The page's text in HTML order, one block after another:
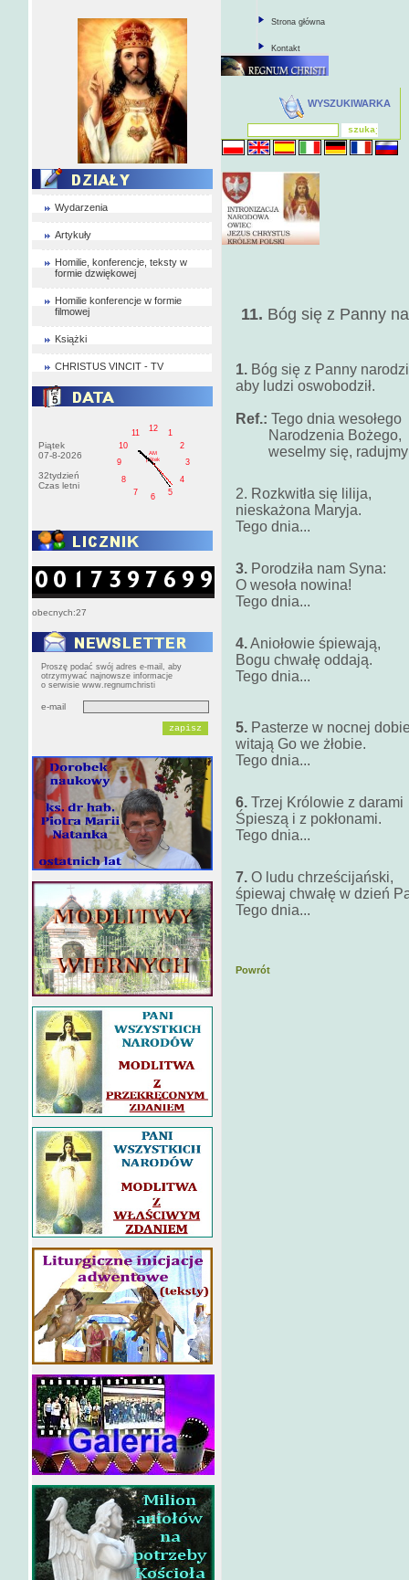
Wydarzenia
Artykuły
Homilie, konferencje, teksty w
formie dzwiękowej
Homilie konferencje w formie
filmowej
Książki
CHRISTUS VINCIT - TV
Piątek
07-8-2026
32tydzień
Czas letni
1
2
3
4
5
6
7
8
9
10
11
12
AM
pištek
obecnych:27
Proszę podać swój adres e-mail, aby
otrzymywać najnowsze informacje
o serwisie www.regnumchristi
e-mail
Strona główna
Kontakt
WYSZUKIWARKA
11. Bóg się z Panny
1. Bóg się z Panny
aby ludzi oswobodził.
Ref.: Tego dnia wesołego
Narodzenia Bożego,
weselmy się, radujmy
2. Rozkwitła się lilija,
nieskażona Maryja.
Tego dnia...
3. Porodziła nam Syna:
O wesoła nowina!
Tego dnia...
4.Aniołowie śpiewają,
Bogu chwałę oddają.
Tego dnia...
5. Pasterze w nocnej
witają Go we żłobie.
Tego dnia...
6. Trzej Królowie z darami
Śpieszą i z pokłonami.
Tego dnia...
7. O ludu chrześcijański,
śpiewaj chwałę w dzień
Tego dnia...
Powrót